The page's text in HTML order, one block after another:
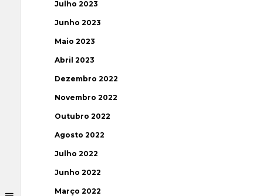
Julho 2023
Junho 2023
Maio 2023
Abril 2023
Dezembro 2022
Novembro 2022
Outubro 2022
Agosto 2022
Julho 2022
Junho 2022
Março 2022